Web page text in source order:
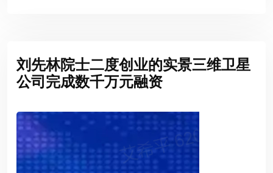
刘先林院士二度创业的实景三维卫星
公司完成数千万元融资